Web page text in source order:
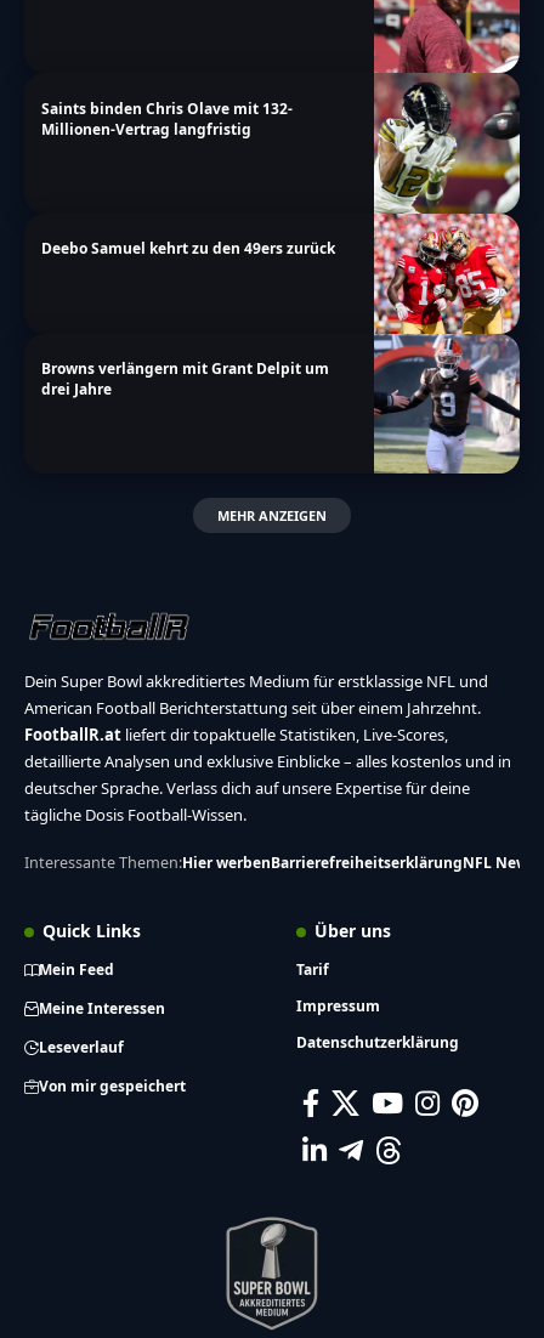
Saints binden Chris Olave mit 132-
Millionen-Vertrag langfristig
Deebo Samuel kehrt zu den 49ers zurück
Browns verlängern mit Grant Delpit um
drei Jahre
MEHR ANZEIGEN
Dein Super Bowl akkreditiertes Medium für erstklassige NFL und
American Football Berichterstattung seit über einem Jahrzehnt.
FootballR.at liefert dir topaktuelle Statistiken, Live-Scores,
detaillierte Analysen und exklusive Einblicke – alles kostenlos und in
deutscher Sprache. Verlass dich auf unsere Expertise für deine
tägliche Dosis Football-Wissen.
Interessante Themen:Hier werbenBarrierefreiheitserklärungNFL News
Quick Links
Mein Feed
Meine Interessen
Leseverlauf
Von mir gespeichert
Über uns
Tarif
Impressum
Datenschutzerklärung